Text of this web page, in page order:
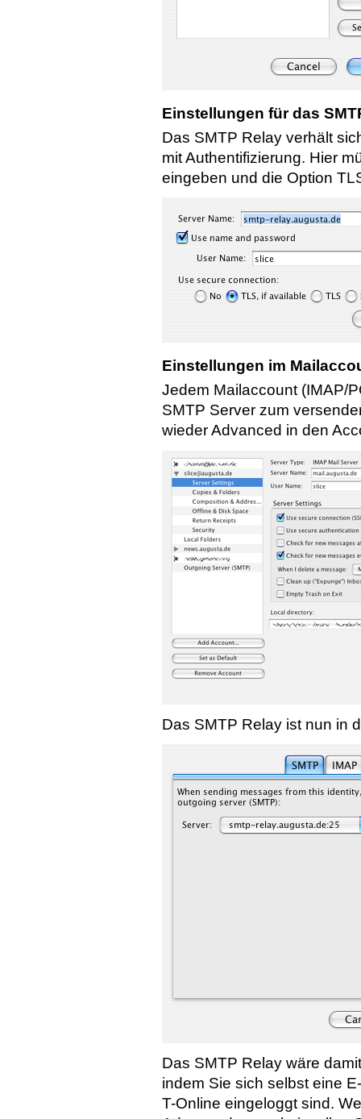
Einstellungen für das
Das SMTP Relay verhält
mit Authentifizierung. Hier
eingeben und die Option
Einstellungen im
Jedem Mailaccount (IMAP/
SMTP Server zum
wieder Advanced in den
Das SMTP Relay ist nun in
Das SMTP Relay wäre
indem Sie sich selbst eine
T-Online eingeloggt sind.